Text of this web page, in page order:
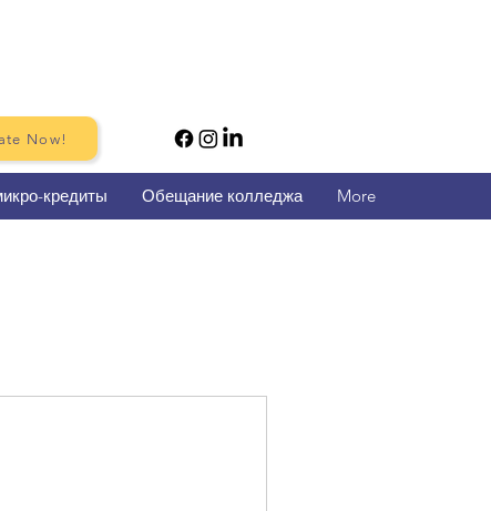
кредиты Обещание колледжа More
Now!